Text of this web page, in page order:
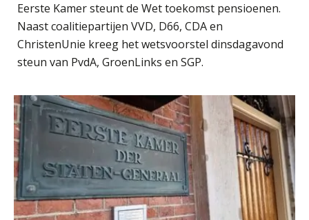
Eerste Kamer steunt de Wet toekomst pensioenen.
Naast coalitiepartijen VVD, D66, CDA en
ChristenUnie kreeg het wetsvoorstel dinsdagavond
steun van PvdA, GroenLinks en SGP.
Koert van Loon